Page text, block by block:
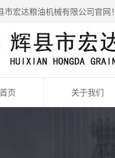
市宏达粮油机械有限公司官网！
页 关于我们